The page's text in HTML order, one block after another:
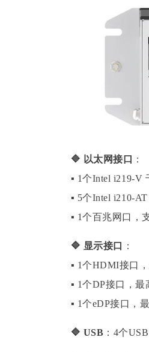
🔷 以太网接口
：
▪ 1个Intel i219-V
▪ 5个Intel i210-
▪ 1个百兆网口，
🔷 显示接口
：
▪ 1个HDMI接口
▪ 1个DP接口，最
▪ 1个eDP接口，
🔷 USB ：4个